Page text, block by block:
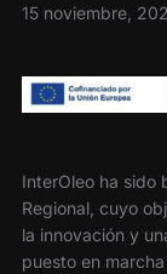
15 noviembre,
InterOleo ha sido
Regional, cuyo
la innovación y
puesto en